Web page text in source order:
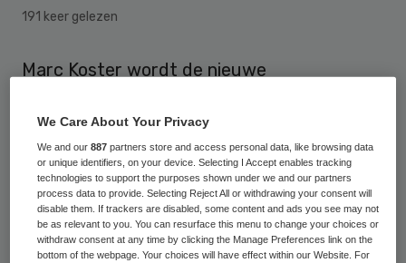
191 keer gelezen
Marc Koster wordt de nieuwe
en AMC. Hij volgt Martijn Wiesenekker op,
die vertrekt om als lid van de raad van
bestuur van het Diakonessenhuis te gaan
werken.
Marc Koster is directeur afdeling Strategie
We Care About Your Privacy
We and our887 partners store and access personal data, like browsing data
or unique identifiers, on your device. Selecting I Accept enables tracking
technologies to support the purposes shown under we and our partners
process data to provide. Selecting Reject All or withdrawing your consent will
disable them. If trackers are disabled, some content and ads you see may not
be as relevant to you. You can resurface this menu to change your choices or
withdraw consent at any time by clicking the Manage Preferences link on the
bottom of the webpage. Your choices will have effect within our Website. For